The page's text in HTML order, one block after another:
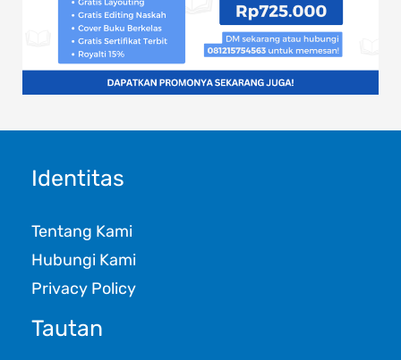
Identitas
Tentang Kami
Hubungi Kami
Privacy Policy
Tautan